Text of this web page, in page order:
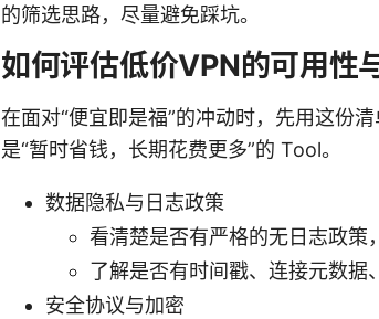
的筛选思路，尽量避免踩坑。
如何评估低价VPN的可用性
在面对“便宜即是福”的冲动时，先用这份
是“暂时省钱，长期花费更多”的 Tool。
数据隐私与日志政策
看清楚是否有严格的无日志政策
了解是否有时间戳、连接元数据
安全协议与加密